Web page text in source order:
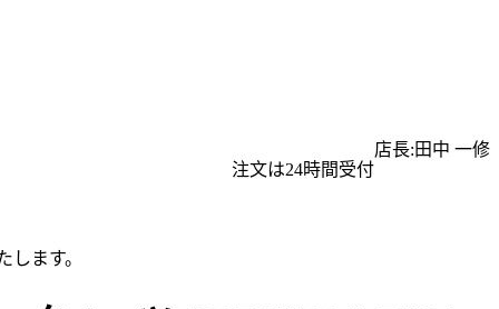
店長:田中 一修
注文は24時間受付
ます。